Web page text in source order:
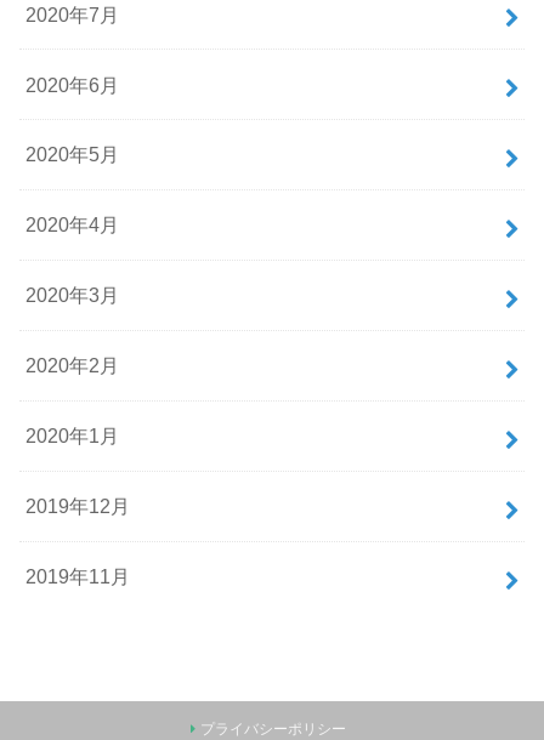
2020年7月
2020年6月
2020年5月
2020年4月
2020年3月
2020年2月
2020年1月
2019年12月
2019年11月
プライバシーポリシー